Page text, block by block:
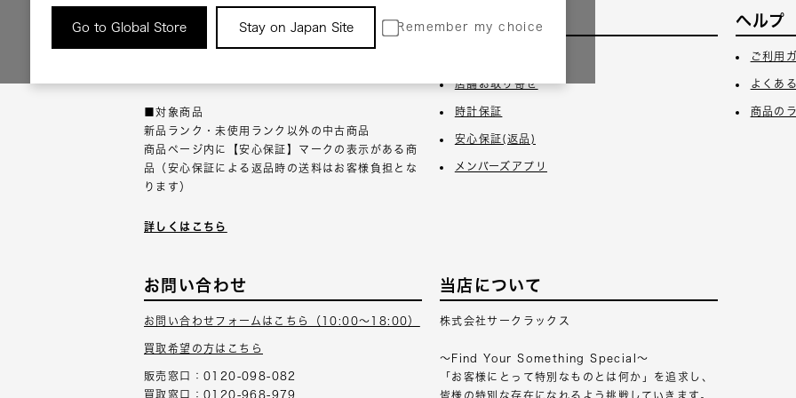
Go to Global Store Stay on Japan Site Remember my choice
返品について
■対象商品
新品ランク・未使用ランク以外の中古商品
商品ページ内に【安心保証】マークの表示がある商
品（安心保証による返品時の送料はお客様負担とな
ります）
詳しくはこちら
サービス
店舗お取り寄せ
時計保証
安心保証(返品)
メンバーズアプリ
ヘルプ
ご利用
よくあ
商品の
お問い合わせ
お問い合わせフォームはこちら（10:00～18:00）
買取希望の方はこちら
販売窓口：0120-098-082
買取窓口：0120-968-979
当店について
株式会社サークラックス
～Find Your Something Special～
「お客様にとって特別なものとは何か」を追求し、
皆様の特別な存在になれるよう挑戦していきます。